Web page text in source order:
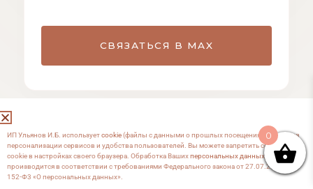
СВЯЗАТЬСЯ В MAX
0
ИП Ульянов И.Б. используетcookie(файлы с данными о прошлых посещениях сайта) для
персонализации сервисов и удобства пользователей. Вы можете запретить сохранение
cookie в настройках своего браузера. Обработка Вашихперсональных данных
производится в соответствии с требованиями Федерального закона от 27.07.2006 №
152-Ф3 «О персональных данных».